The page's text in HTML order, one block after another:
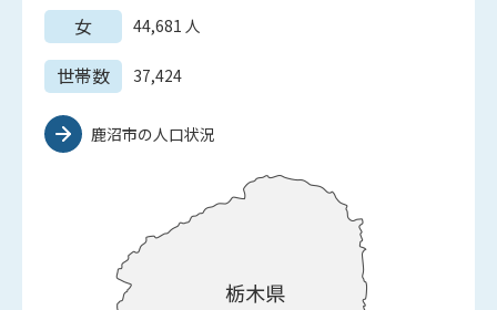
女 44,681 人
世帯数 37,424
鹿沼市の人口状況